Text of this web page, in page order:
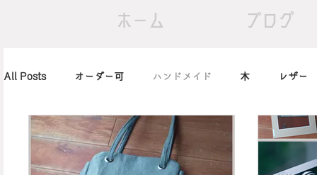
All Posts オーダー可 ハンドメイド 木 レザー
アレンジ カメラ 本 筆記用具 marimekko
ホーム ブログ